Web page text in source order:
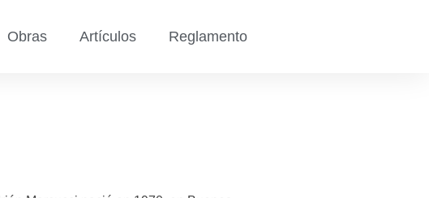
Obras Artículos Reglamento